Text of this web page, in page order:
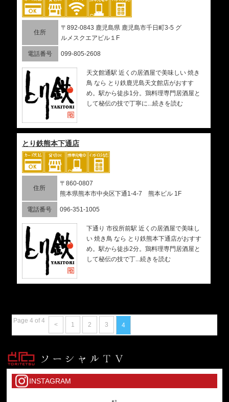
住所
〒892-0843 鹿児島県 鹿児島市千日町3-5 グ
ルメスクエアビル１F
電話番号 099-805-2608
天文館通駅 近くの居酒屋で美味しい 焼き
鳥 なら とり鉄鹿児島天文館店がおすす
め。駅から徒歩1分。鶏料理専門居酒屋と
して秘伝の技で丁寧に...続きを読む
とり鉄熊本下通店
住所
〒860-0807
熊本県熊本市中央区下通1-4-7 熊本ビル 1F
電話番号 096-351-1005
下通り 市役所前駅 近くの居酒屋で美味し
い 焼き鳥 なら とり鉄熊本下通店がおすす
め。駅から徒歩2分。鶏料理専門居酒屋と
して秘伝の技で丁...続きを読む
Page 4 of 4
< 1 2 3 4
INSTAGRAM